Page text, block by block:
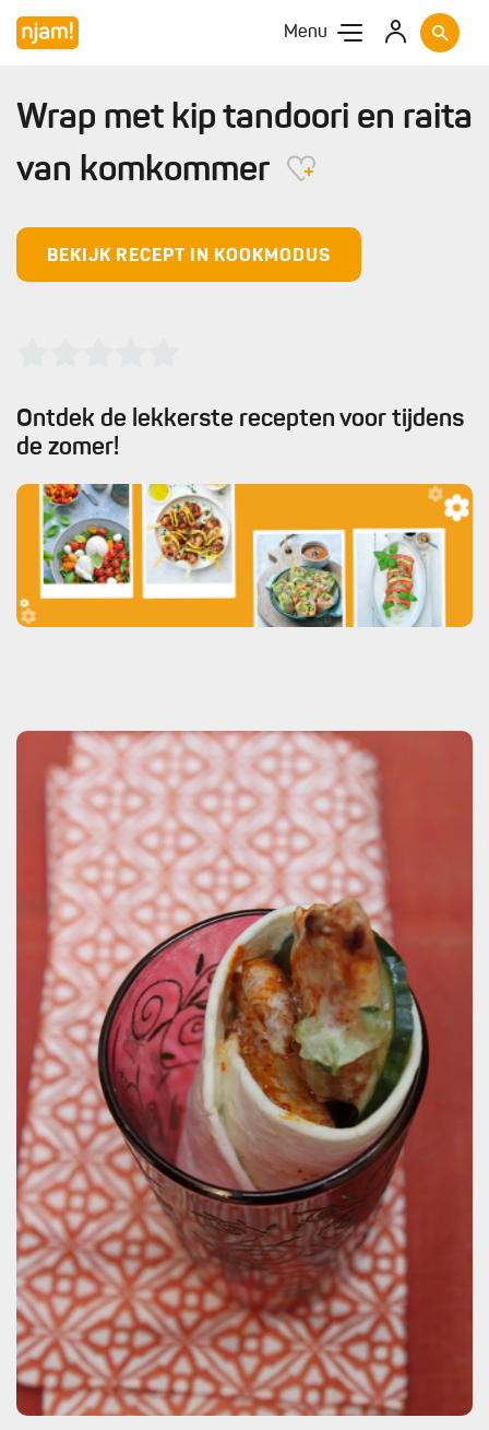
Menu
Wrap met kip tandoori en raita
van komkommer
BEKIJK RECEPT IN KOOKMODUS
Ontdek de lekkerste recepten voor tijdens
de zomer!